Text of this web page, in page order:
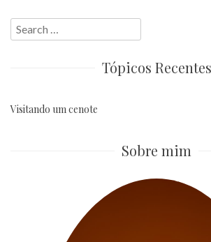
Search
for:
Tópicos Recentes
Visitando um cenote
Sobre mim